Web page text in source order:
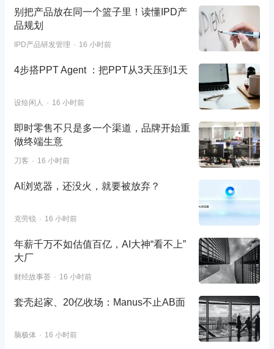
别把产品放在同一个篮子里！读懂IPD产
品规划
IPD产品研发管理 16 小时前
4步搭PPT Agent ：把PPT从3天压到1天
设绘闲人 16 小时前
即时零售不只是多一个渠道，品牌开始重
做终端生意
刀客 16 小时前
AI浏览器，还没火，就要被放弃？
克劳锐 16 小时前
年薪千万不如估值百亿，AI大神“看不上”
大厂
财经故事荟 16 小时前
套壳起家、20亿收场：Manus不止AB面
脑极体 16 小时前